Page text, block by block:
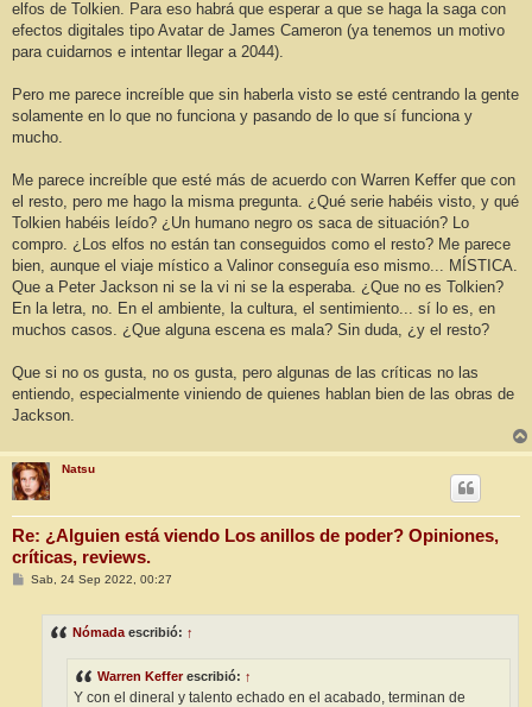
elfos de Tolkien. Para eso habrá que esperar a que se haga la saga con
efectos digitales tipo Avatar de James Cameron (ya tenemos un motivo
para cuidarnos e intentar llegar a 2044).
Pero me parece increíble que sin haberla visto se esté centrando la gente
solamente en lo que no funciona y pasando de lo que sí funciona y
mucho.
Me parece increíble que esté más de acuerdo con Warren Keffer que con
el resto, pero me hago la misma pregunta. ¿Qué serie habéis visto, y qué
Tolkien habéis leído? ¿Un humano negro os saca de situación? Lo
compro. ¿Los elfos no están tan conseguidos como el resto? Me parece
bien, aunque el viaje místico a Valinor conseguía eso mismo... MÍSTICA.
Que a Peter Jackson ni se la vi ni se la esperaba. ¿Que no es Tolkien?
En la letra, no. En el ambiente, la cultura, el sentimiento... sí lo es, en
muchos casos. ¿Que alguna escena es mala? Sin duda, ¿y el resto?
Que si no os gusta, no os gusta, pero algunas de las críticas no las
entiendo, especialmente viniendo de quienes hablan bien de las obras de
Jackson.
Natsu
Re: ¿Alguien está viendo Los anillos de poder? Opiniones,
críticas, reviews.
MSab, 24 Sep 2022, 00:27
Nómada escribió: ↑
Warren Kefferescribió: ↑
Y con el dineral y talento echado en el acabado, terminan de